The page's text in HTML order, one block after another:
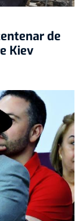
de
Kiev